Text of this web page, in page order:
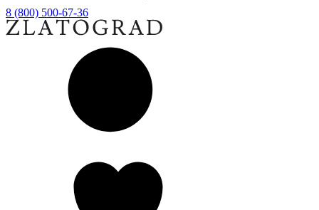
8 (800) 500-67-36